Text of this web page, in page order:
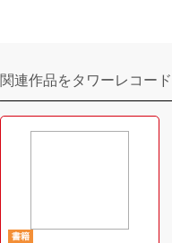
関連作品をタワーレコー
書籍